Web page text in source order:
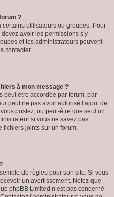
?
utilisateurs ou groupes. Pour
avoir les permissions s’y
et les administrateurs peuvent
contacter.
à mon message ?
peut être accordée par forum, par
peut ne pas avoir autorisé l’ajout de
postez, ou peut-être que seul un
si vous ne savez pas
fichiers joints sur un forum.
de règles pour son site. Si vous
un avertissement. Notez que
phpBB Limited n’est pas concerné